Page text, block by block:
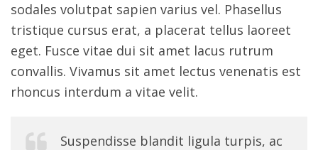
sodales volutpat sapien varius vel. Phasellus
tristique cursus erat, a placerat tellus laoreet
eget. Fusce vitae dui sit amet lacus rutrum
convallis. Vivamus sit amet lectus venenatis est
rhoncus interdum a vitae velit.
Suspendisse blandit ligula turpis, ac